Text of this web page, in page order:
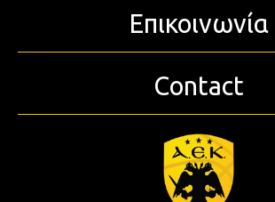
Επικοινωνία
Contact